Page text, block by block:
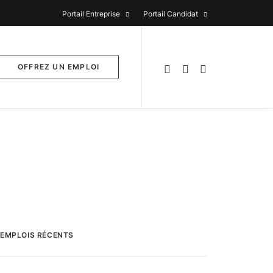
Portail Entreprise Portail Candidat
OFFREZ UN EMPLOI
EMPLOIS RÉCENTS